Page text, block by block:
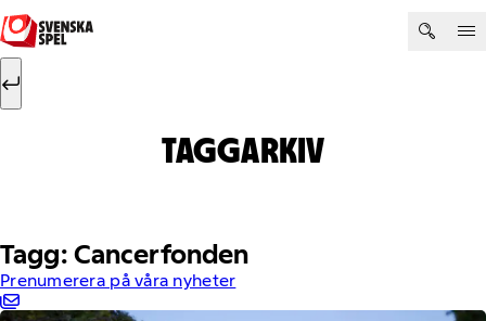
Hoppa till innehåll
Sök efter:
TAGGARKIV
Tagg: Cancerfonden
Prenumerera på våra nyheter